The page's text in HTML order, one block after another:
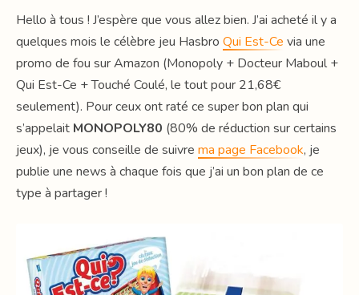
Hello à tous ! J’espère que vous allez bien. J’ai acheté il y a
quelques mois le célèbre jeu Hasbro Qui Est-Ce via une
promo de fou sur Amazon (Monopoly + Docteur Maboul +
Qui Est-Ce + Touché Coulé, le tout pour 21,68€
seulement). Pour ceux ont raté ce super bon plan qui
s’appelait MONOPOLY80 (80% de réduction sur certains
jeux), je vous conseille de suivre ma page Facebook, je
publie une news à chaque fois que j’ai un bon plan de ce
type à partager !